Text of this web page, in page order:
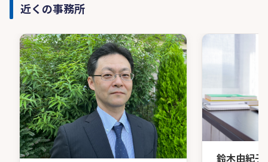
近くの事務所
鈴木由紀子